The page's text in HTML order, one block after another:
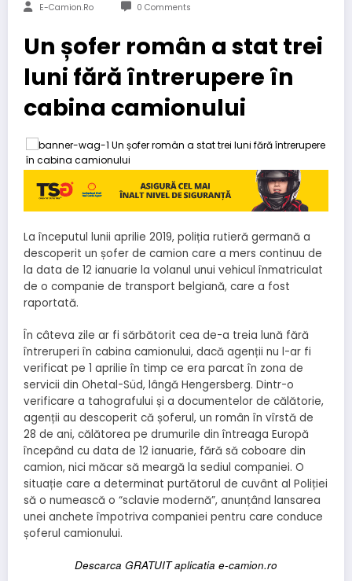
E-Camion.ro 0 Comments
Un șofer român a stat trei
luni fără întrerupere în
cabina camionului
La începutul lunii aprilie 2019, poliția rutieră germană a
descoperit un șofer de camion care a mers continuu de
la data de 12 ianuarie la volanul unui vehicul înmatriculat
de o companie de transport belgiană, care a fost
raportată.
În câteva zile ar fi sărbătorit cea de-a treia lună fără
întreruperi în cabina camionului, dacă agenții nu l-ar fi
verificat pe 1 aprilie în timp ce era parcat în zona de
servicii din Ohetal-Süd, lângă Hengersberg. Dintr-o
verificare a tahografului și a documentelor de călătorie,
agenții au descoperit că șoferul, un român în vîrstă de
28 de ani, călătorea pe drumurile din întreaga Europă
începând cu data de 12 ianuarie, fără să coboare din
camion, nici măcar să meargă la sediul companiei. O
situație care a determinat purtătorul de cuvânt al Poliției
să o numească o “sclavie modernă”, anunțând lansarea
unei anchete împotriva companiei pentru care conduce
șoferul camionului.
Descarca GRATUIT aplicatia e-camion.ro